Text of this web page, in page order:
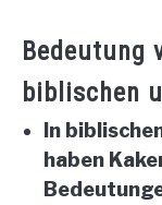
Bedeutung
biblischen
In
haben